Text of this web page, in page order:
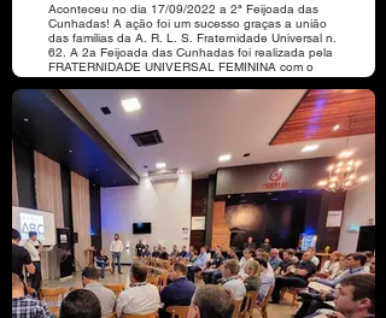
Aconteceu no dia 17/09/2022 a 2ª Feijoada das
Cunhadas! A ação foi um sucesso graças a união
das famílias da A. R. L. S. Fraternidade Universal n.
62. A 2a Feijoada das Cunhadas foi realizada pela
FRATERNIDADE UNIVERSAL FEMININA com o
objetivo de arrecadar recursos para o
desenvolvimento de projetos sociais e de apoio à
Associação Criança Feliz, localizada no Bairro Vila
Bela, em Sorriso-MT. O evento contou com o
patrocínio da Tio Jand, Portal Bebidas e Aiqfome.